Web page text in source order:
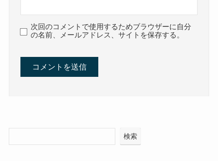
次回のコメントで使用するためブラウザーに自分
の名前、メールアドレス、サイトを保存する。
検索